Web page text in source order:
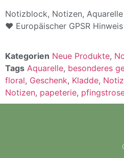
Notizblock, Notizen, Aquarelle
♥ Europäischer GPSR
Kategorien Neue Produkte,
Tags Aquarelle, besonderes
floral, Geschenk, Kladde,
Notizen, papeterie,